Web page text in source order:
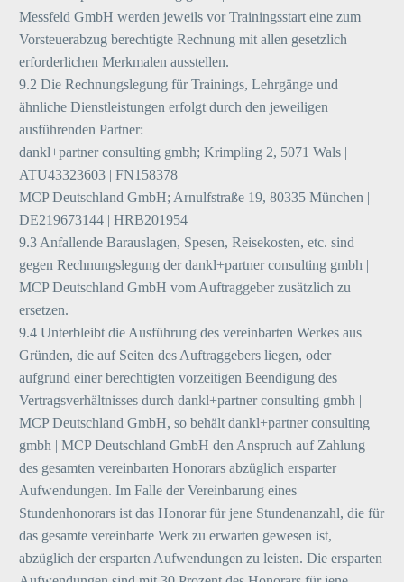
Messfeld GmbH werden jeweils vor Trainingsstart eine zum
Vorsteuerabzug berechtigte Rechnung mit allen gesetzlich
erforderlichen Merkmalen ausstellen.
9.2 Die Rechnungslegung für Trainings, Lehrgänge und
ähnliche Dienstleistungen erfolgt durch den jeweiligen
ausführenden Partner:
dankl+partner consulting gmbh; Krimpling 2, 5071 Wals |
ATU43323603 | FN158378
MCP Deutschland GmbH; Arnulfstraße 19, 80335 München |
DE219673144 | HRB201954
9.3 Anfallende Barauslagen, Spesen, Reisekosten, etc. sind
gegen Rechnungslegung der dankl+partner consulting gmbh |
MCP Deutschland GmbH vom Auftraggeber zusätzlich zu
ersetzen.
9.4 Unterbleibt die Ausführung des vereinbarten Werkes aus
Gründen, die auf Seiten des Auftraggebers liegen, oder
aufgrund einer berechtigten vorzeitigen Beendigung des
Vertragsverhältnisses durch dankl+partner consulting gmbh |
MCP Deutschland GmbH, so behält dankl+partner consulting
gmbh | MCP Deutschland GmbH den Anspruch auf Zahlung
des gesamten vereinbarten Honorars abzüglich ersparter
Aufwendungen. Im Falle der Vereinbarung eines
Stundenhonorars ist das Honorar für jene Stundenanzahl, die für
das gesamte vereinbarte Werk zu erwarten gewesen ist,
abzüglich der ersparten Aufwendungen zu leisten. Die ersparten